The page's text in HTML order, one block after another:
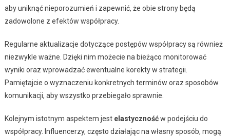
aby uniknąć nieporozumień i zapewnić, że obie strony będą
zadowolone z efektów współpracy.
Regularne aktualizacje dotyczące postępów współpracy są również
niezwykle ważne. Dzięki nim możecie na bieżąco monitorować
wyniki oraz wprowadzać ewentualne korekty w strategii.
Pamiętajcie o wyznaczeniu konkretnych terminów oraz sposobów
komunikacji, aby wszystko przebiegało sprawnie.
Kolejnym istotnym aspektem jest elastycznośćw podejściu do
współpracy. Influencerzy, często działając na własny sposób, mogą